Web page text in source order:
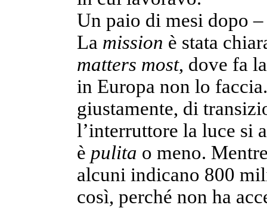
Un paio di mesi dopo
La mission è stata
matters most, dove fa
in Europa non lo
giustamente, di
l’interruttore la luce si
è pulita o meno.
alcuni indicano 800
così, perché non ha